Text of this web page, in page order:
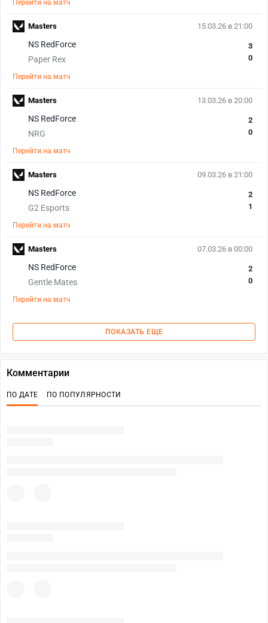
Перейти на матч
15.03.26 в 21:00
NS RedForce
Paper Rex
3
0
Перейти на матч
Masters
13.03.26 в 20:00
NS RedForce
NRG
2
0
Перейти на матч
Masters
09.03.26 в 21:00
NS RedForce
G2 Esports
2
1
Перейти на матч
Masters
07.03.26 в 00:00
NS RedForce
Gentle Mates
2
0
Перейти на матч
Masters
ПОКАЗАТЬ ЕЩЕ
Комментарии
ПО ДАТЕ ПО ПОПУЛЯРНОСТИ